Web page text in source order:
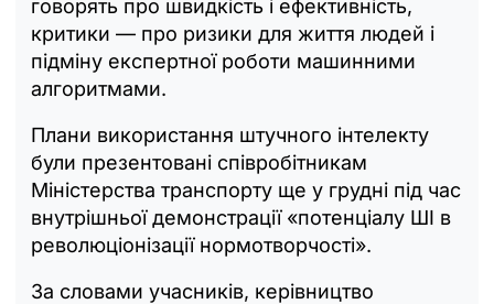
говорять про швидкість і ефективність,
критики — про ризики для життя людей і
підміну експертної роботи машинними
алгоритмами.
Плани використання штучного інтелекту
були презентовані співробітникам
Міністерства транспорту ще у грудні під час
внутрішньої демонстрації «потенціалу ШІ в
революціонізації нормотворчості».
За словами учасників, керівництво